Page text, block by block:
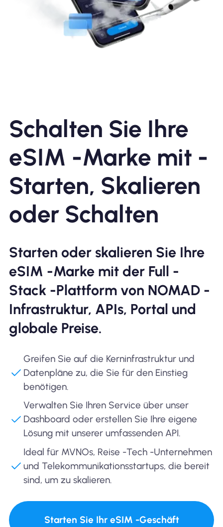
Schalten Sie Ihre
eSIM -Marke mit -
Starten, Skalieren
oder Schalten
Starten oder skalieren Sie Ihre
eSIM -Marke mit der Full -
Stack -Plattform von NOMAD -
Infrastruktur, APIs, Portal und
globale Preise.
Greifen Sie auf die Kerninfrastruktur und
Datenpläne zu, die Sie für den Einstieg
benötigen.
Verwalten Sie Ihren Service über unser
Dashboard oder erstellen Sie Ihre eigene
Lösung mit unserer umfassenden API.
Ideal für MVNOs, Reise -Tech -Unternehmen
und Telekommunikationsstartups, die bereit
sind, um zu skalieren.
Starten Sie Ihr eSIM -Geschäft